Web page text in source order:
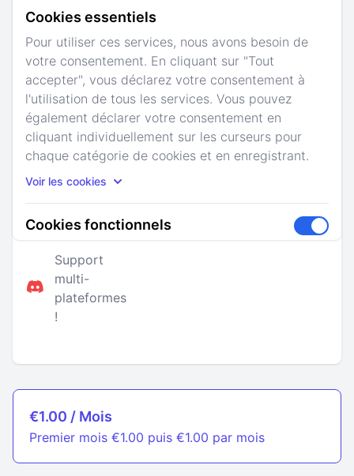
Un support avec un délai réduit avec des horaires
24/7 ? Que ce soit en ticket sur le site, sur le
Discord Communautaire, ou même téléphonique ?
Dans ce cas, cette option est faite pour vous !
Accès au
téléphonique
Support
Inclue la
totalité de
vos
nombre !
Support
multi-
plateformes
!
€1.00 / Mois
Premier mois €1.00 puis €1.00 par mois
Cookies essentiels
Pour utiliser ces services, nous avons besoin de
votre consentement. En cliquant sur "Tout
accepter", vous déclarez votre consentement à
l'utilisation de tous les services. Vous pouvez
également déclarer votre consentement en
cliquant individuellement sur les curseurs pour
chaque catégorie de cookies et en enregistrant.
Voir les cookies
Cookies fonctionnels
de votre consentement. En cliquant sur "Tout
accepter", vous déclarez votre consentement
à l'utilisation de tous les services. Vous
pouvez également déclarer votre
sur les curseurs pour chaque catégorie de
Voir les cookies
Activez-